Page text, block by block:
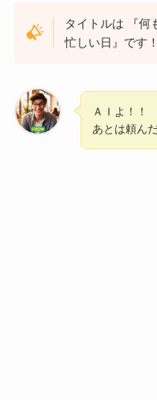
タイトルは 『何
忙しい日』です！
ＡＩよ！！
あとは頼ん